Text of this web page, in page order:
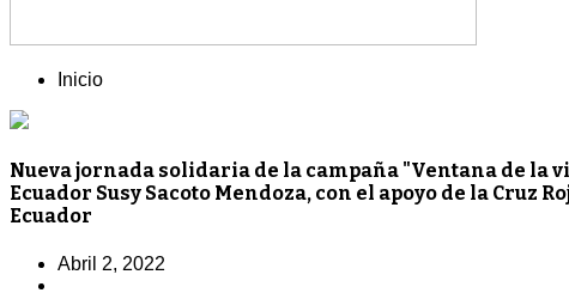
Inicio
Nueva jornada solidaria de la campaña "Ventana de la
Ecuador Susy Sacoto Mendoza, con el apoyo de la Cruz
Ecuador
Abril 2, 2022